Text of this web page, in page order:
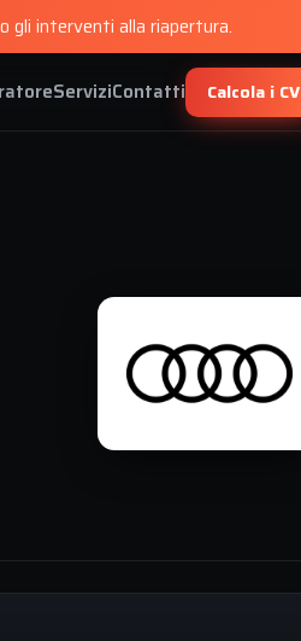
gli interventi alla riapertura.
ServiziContatti Calcola i CV